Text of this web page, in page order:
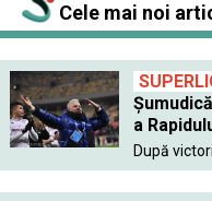
Cele mai noi
a
După